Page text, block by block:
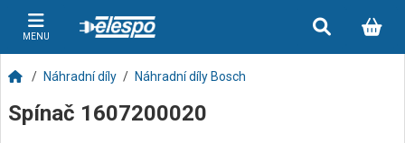
MENU
Náhradní díly Náhradní díly Bosch
Spínač 1607200020